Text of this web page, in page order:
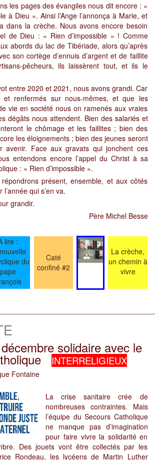
les pages des évangiles nous dit encore : «
à Dieu ». Ainsi l’Ange l’annonça à Marie, et
dans la crèche. Nous avons encore besoin
de Dieu : « Rien d’impossible » ! Comme
abords du lac de Tibériade, alors qu’après
son cortège d’ennuis d’argent et de faillite
pêcheurs, ils laissèrent tout, et ils le
entre 2020 et 2021, nous avons grandi. Car
et renfermés sur nous-mêmes, et que les
vie en société nous on ramenés aux vraies
dégâts nous attendent. Bien des salariés et
le chômage et les faillites ; bien des
les éloignements ;bien des jeunes seront
avenir. Face aux gravats qui jonchent ces
entendons encore l’appel du Christ à sa
: « Rien d’impossible ».
présent, ensemble, et aux côtés
qui s’en va.
grandir.
Père Michel Besse
lire :
du
pape
Caté
confiné #2
La crèche,
un chemin à
vivre
solidaire avec le
INTERRELIGIEUX
Fontaine
La crise sanitaire crée de
nombreuses contraintes. Mais
l’équipe du Secours Catholique
ne manque pas d’imagination
pour faire vivre la solidarité en
Des jouets vont être collectés par les
Rondeau, les lycéens de Martin Luther